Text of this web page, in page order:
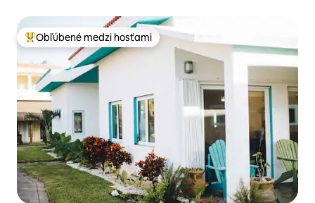
Najobľúbenejšie medzi hosťami
Obľúbené medzi hosťami